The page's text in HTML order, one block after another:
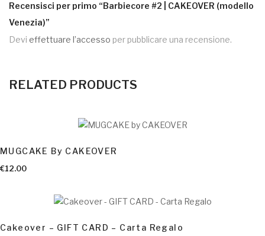
Recensisci per primo “Barbiecore #2 | CAKEOVER (modello
Venezia)”
Devi effettuare l’accesso per pubblicare una recensione.
RELATED PRODUCTS
MUGCAKE By CAKEOVER
€12.00
AGGIUNGI AL CARRELLO
Cakeover – GIFT CARD – Carta Regalo